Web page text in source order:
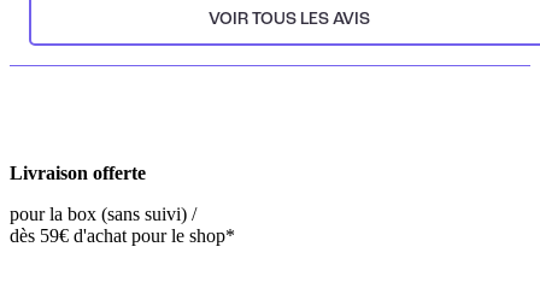
VOIR TOUS LES AVIS
Livraison offerte
pour la box (sans suivi) /
dès 59€ d'achat pour le shop*